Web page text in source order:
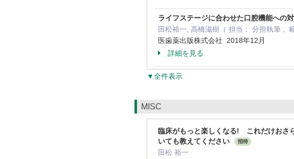
ライフステージに合わせた口腔機能への
田松裕一, 高橋滋樹（ 担当： 分担執筆 ,
医歯薬出版株式会社 2018年12月
詳細を見る
▼全件表示
MISC
臨床がもっと楽しくなる! これだけお
いても教えてください
招待
田松 裕一